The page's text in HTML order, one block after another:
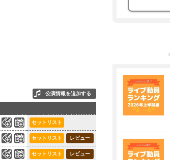
公演情報を追加する
0 150セットリスト
0 133セットリスト レビュー
0 83 セットリスト レビュー